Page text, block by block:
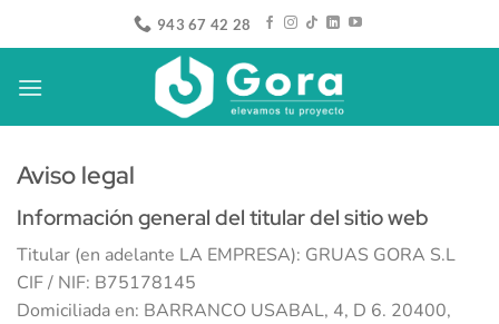
943 67 42 28
Aviso legal
Información general del titular del sitio web
Titular (en adelante LA EMPRESA): GRUAS GORA S.L
CIF / NIF: B75178145
Domiciliada en: BARRANCO USABAL, 4, D 6. 20400,